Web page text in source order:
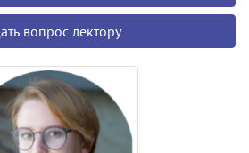
вопрос лектору